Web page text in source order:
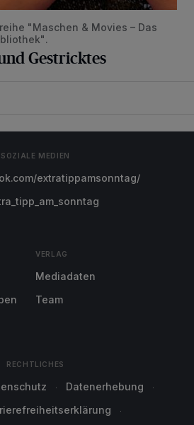
"Maschen & Movies – Das
Gestricktes
SOZIALE MEDIEN
extratippamsonntag/
VERLAG
Mediadaten
Team
RECHTLICHES
Datenerhebung